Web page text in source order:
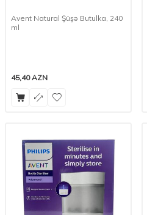
Avent Natural Şüşə Butulka, 240
ml
45,40AZN